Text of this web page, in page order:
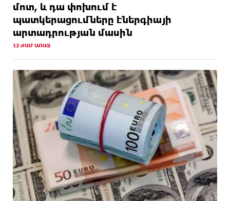
մոտ, և դա փոխում է
պատկերացումները էներգիայի
արտադրության մասին
12 ԺԱՄ ԱՌԱՋ